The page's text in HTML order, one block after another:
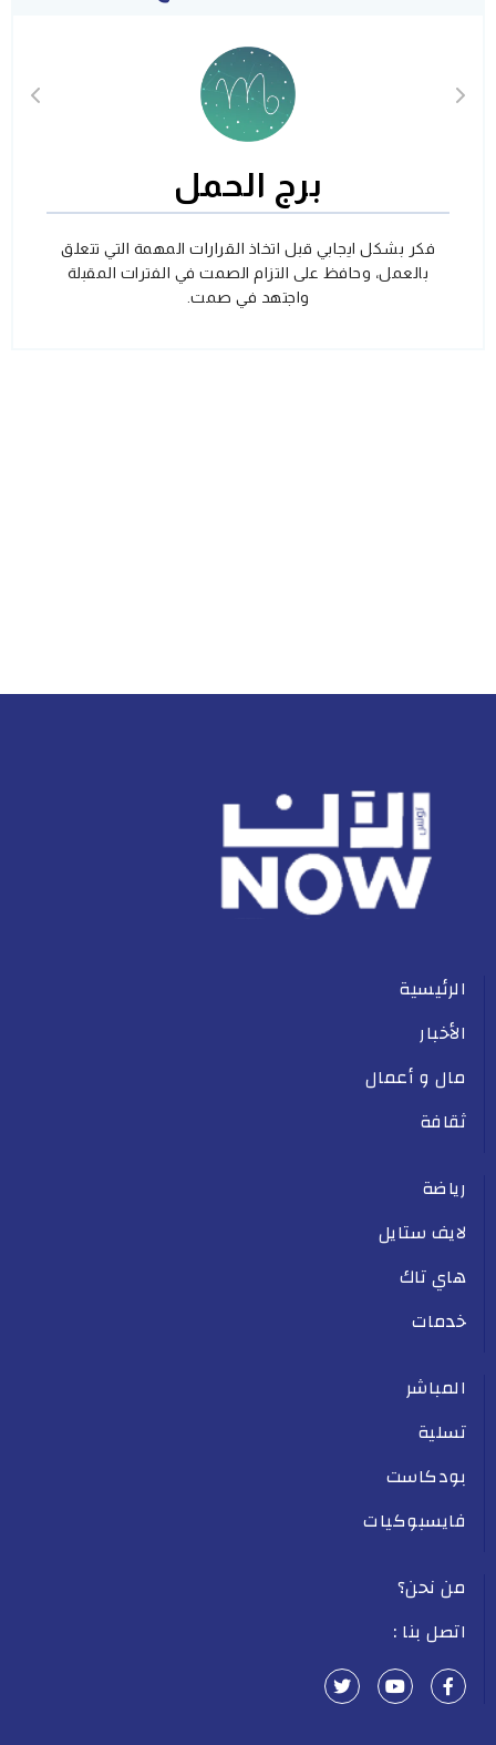
برج الحمل
فكر بشكل ايجابي قبل اتخاذ القرارات المهمة التي تتعلق
بالعمل، وحافظ على التزام الصمت في الفترات المقبلة
واجتهد في صمت.
الرئيسية
الأخبار
مال و أعمال
ثقافة
رياضة
لايف ستايل
هاي تاك
خدمات
المباشر
تسلية
بودكاست
فايسبوكيات
من نحن؟
اتصل بنا :